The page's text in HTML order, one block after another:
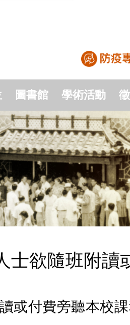
圖書館 學術活動
士欲隨班附讀
或付費旁聽本校